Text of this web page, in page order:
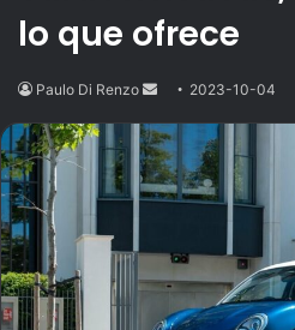
lo que ofrece
Paulo Di Renzo
Send
email
2023-10-04